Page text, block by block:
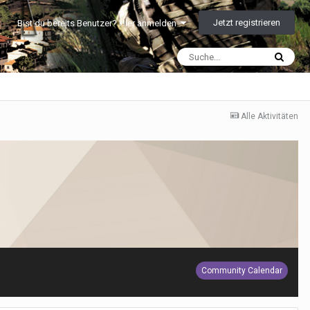
Bist du bereits Benutzer? Hier anmelden Jetzt registrieren
Alle Aktivitäten
Community Calendar